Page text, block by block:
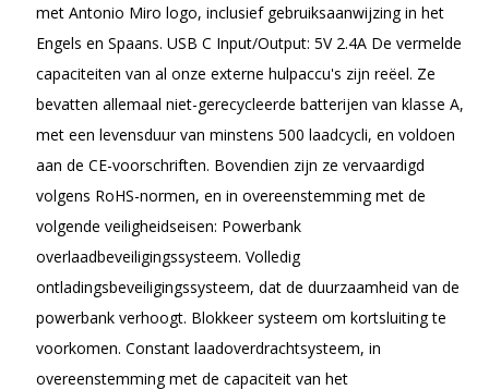
met Antonio Miro logo, inclusief gebruiksaanwijzing in het
Engels en Spaans. USB C Input/Output: 5V 2.4A De vermelde
capaciteiten van al onze externe hulpaccu's zijn reëel. Ze
bevatten allemaal niet-gerecycleerde batterijen van klasse A,
met een levensduur van minstens 500 laadcycli, en voldoen
aan de CE-voorschriften. Bovendien zijn ze vervaardigd
volgens RoHS-normen, en in overeenstemming met de
volgende veiligheidseisen: Powerbank
overlaadbeveiligingssysteem. Volledig
ontladingsbeveiligingssysteem, dat de duurzaamheid van de
powerbank verhoogt. Blokkeer systeem om kortsluiting te
voorkomen. Constant laadoverdrachtsysteem, in
overeenstemming met de capaciteit van het